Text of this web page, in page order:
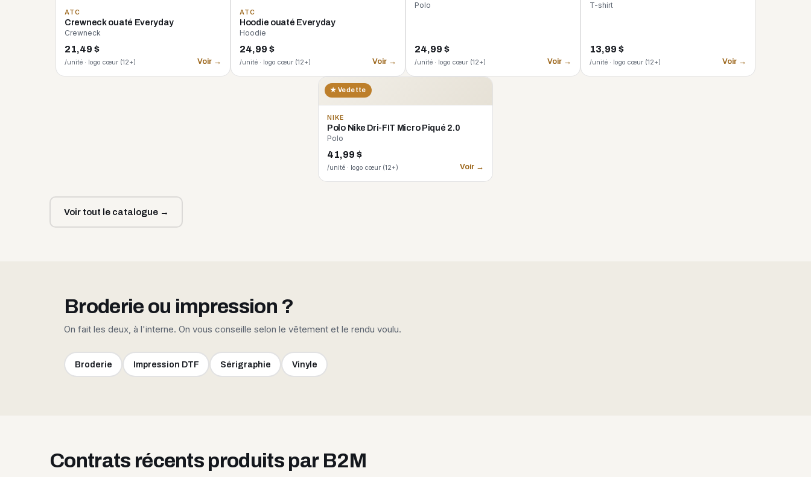
ATC
Crewneck ouaté Everyday
Crewneck
21,49 $
/unité · logo cœur (12+) Voir →
ATC
Hoodie ouaté Everyday
Hoodie
24,99 $
/unité · logo cœur (12+) Voir →
Polo
24,99 $
/unité · logo cœur (12+) Voir →
T-shirt
13,99 $
/unité · logo cœur (12+) Voir →
★ Vedette
NIKE
Polo Nike Dri-FIT Micro Piqué 2.0
Polo
41,99 $
/unité · logo cœur (12+) Voir →
Voir tout le catalogue →
Broderie ou impression ?
On fait les deux, à l'interne. On vous conseille selon le vêtement et le rendu voulu.
Broderie Impression DTF Sérigraphie Vinyle
Contrats récents produits par B2M